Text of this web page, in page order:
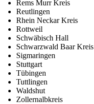
Rems Murr Kreis
Reutlingen
Rhein Neckar Kreis
Rottweil
Schwäbisch Hall
Schwarzwald Baar Kreis
Sigmaringen
Stuttgart
Tübingen
Tuttlingen
Waldshut
Zollernalbkreis